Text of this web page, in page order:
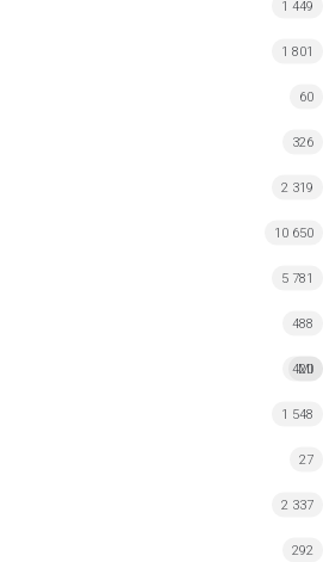
1 449
1 801
60
326
2 319
10 650
5 781
488
MI
420
1 548
27
2 337
292